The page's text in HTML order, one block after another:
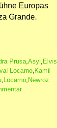
Europas
Grande.
Prusa Asyl Elvis
Locarno Kamil
Locarno Newroz